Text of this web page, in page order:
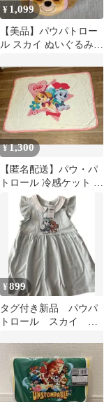
¥ 1,099
【美品】パウパトロー
ル スカイ ぬいぐるみ
ク キッズ
¥1,300
【匿名配送】パウ・パ
トロール 冷感ケット タ
オルケット スカイ＆エ
ベレスト
¥899
タグ付き新品 パウパ
トロール スカイ エ
ス チュニック